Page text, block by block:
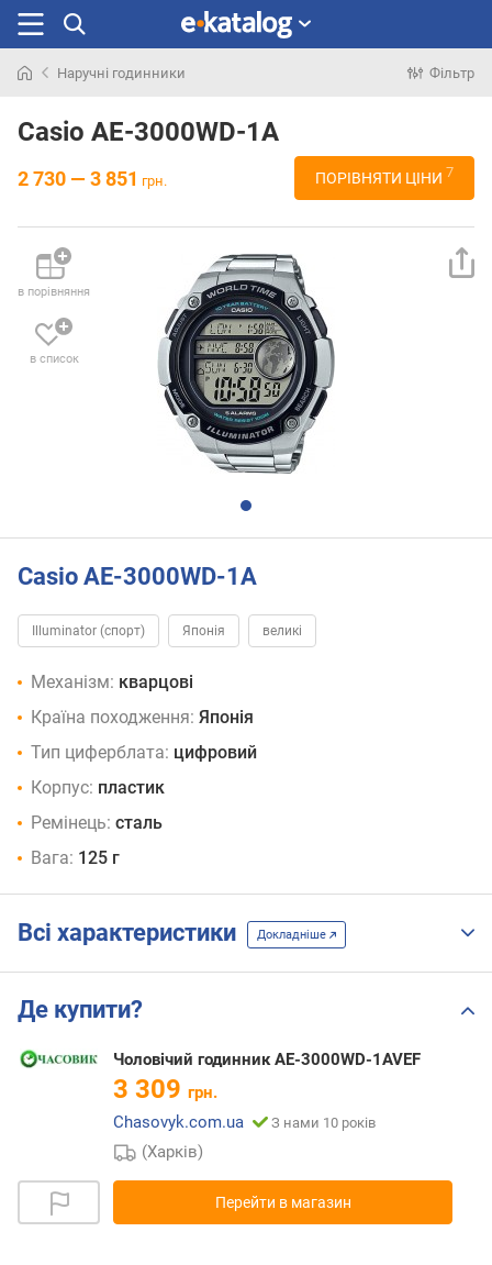
раніше
Наручні годинники Фільтр
Casio AE-3000WD-1A
2 730 — 3 851 грн. ПОРІВНЯТИ ЦІНИ 7
в порівняння
в список
Casio AE-3000WD-1A
Illuminator (спорт) Японія великі
Механізм: кварцові
Країна походження: Японія
Тип циферблата: цифровий
Корпус: пластик
Ремінець: сталь
Вага: 125 г
Всі характеристики Докладніше
Де купити?
Чоловічий годинник AE-3000WD-1AVEF
3 309 грн.
Chasovyk.com.ua
З нами 10 років
(Харків)
Перейти в магазин